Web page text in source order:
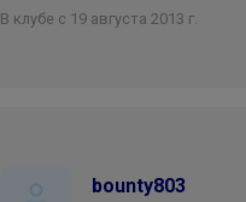
В клубе с 19 августа 2013 г.
bounty803